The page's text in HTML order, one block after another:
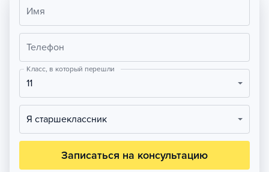
Имя
Телефон
Класс, в который перешли
11
Я старшеклассник
Записаться на консультацию